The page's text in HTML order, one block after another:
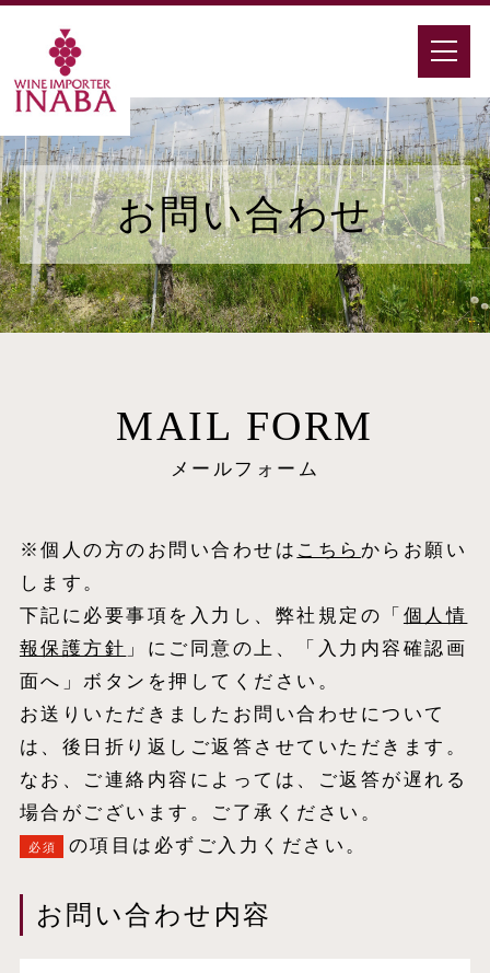
お問い合わせ
MAIL FORM
メールフォーム
※個人の方のお問い合わせは こちら からお願い
します。
下記に必要事項を入力し、弊社規定の「個⼈情
報保護⽅針 」にご同意の上、「入力内容確認画
面へ」ボタンを押してください。
お送りいただきましたお問い合わせについて
は、後日折り返しご返答させていただきます。
なお、ご連絡内容によっては、ご返答が遅れる
場合がございます。ご了承ください。
必須 の項目は必ずご入力ください。
お問い合わせ内容